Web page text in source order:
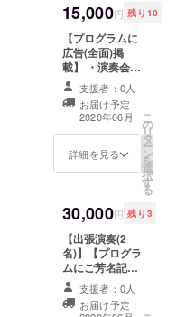
談。 ・希望者の
み、プログラム
にご芳名を記載
させて頂きま
す。 ※支援時、
必ず備考欄にご
希望のお名前を
ご記入くださ
15,000円 残り10
【プログラムに
広告(全面)掲
載】 ・演奏会の
プログラムに広
告を掲載させて
頂きます。 ※A4
サイズのプログ
ラムの全面(A4
サイズ)になりま
ます。
支援者：0人
お届け予定：
2020年06月
詳細を見る
こ
の
リ
タ
ー
ン
を
選
択
す
る
30,000円 残り3
【出張演奏(2
名)】【プログラ
ムにご芳名記
載】 ・演奏者の
うち２名がご希
望の場所まで出
支援者：0人
お届け予定：